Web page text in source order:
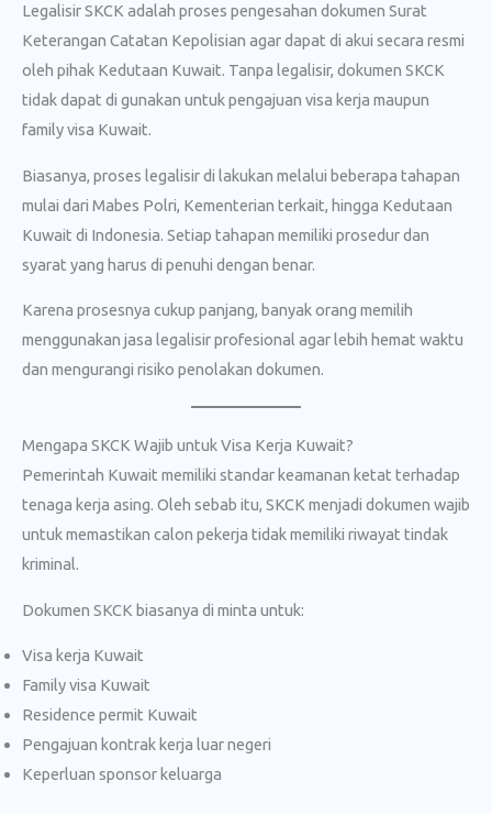
Legalisir SKCK adalah proses pengesahan dokumen Surat
Keterangan Catatan Kepolisian agar dapat di akui secara resmi
oleh pihak Kedutaan Kuwait. Tanpa legalisir, dokumen SKCK
tidak dapat di gunakan untuk pengajuan visa kerja maupun
family visa Kuwait.
Biasanya, proses legalisir di lakukan melalui beberapa tahapan
mulai dari Mabes Polri, Kementerian terkait, hingga Kedutaan
Kuwait di Indonesia. Setiap tahapan memiliki prosedur dan
syarat yang harus di penuhi dengan benar.
Karena prosesnya cukup panjang, banyak orang memilih
menggunakan jasa legalisir profesional agar lebih hemat waktu
dan mengurangi risiko penolakan dokumen.
Mengapa SKCK Wajib untuk Visa Kerja Kuwait?
Pemerintah Kuwait memiliki standar keamanan ketat terhadap
tenaga kerja asing. Oleh sebab itu, SKCK menjadi dokumen wajib
untuk memastikan calon pekerja tidak memiliki riwayat tindak
kriminal.
Dokumen SKCK biasanya di minta untuk:
Visa kerja Kuwait
Family visa Kuwait
Residence permit Kuwait
Pengajuan kontrak kerja luar negeri
Keperluan sponsor keluarga